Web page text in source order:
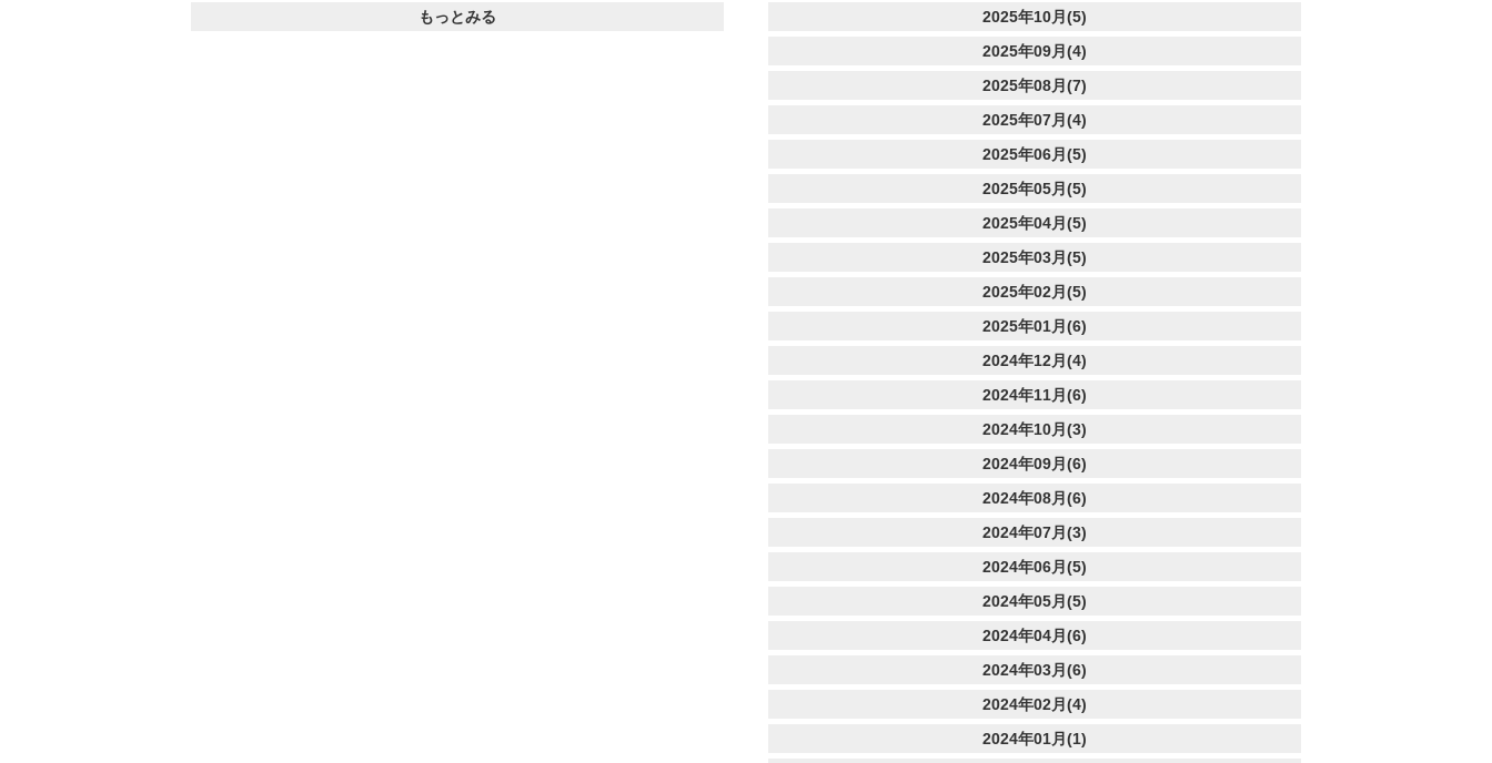
もっとみる
2025年10月(5)
2025年09月(4)
2025年08月(7)
2025年07月(4)
2025年06月(5)
2025年05月(5)
2025年04月(5)
2025年03月(5)
2025年02月(5)
2025年01月(6)
2024年12月(4)
2024年11月(6)
2024年10月(3)
2024年09月(6)
2024年08月(6)
2024年07月(3)
2024年06月(5)
2024年05月(5)
2024年04月(6)
2024年03月(6)
2024年02月(4)
2024年01月(1)